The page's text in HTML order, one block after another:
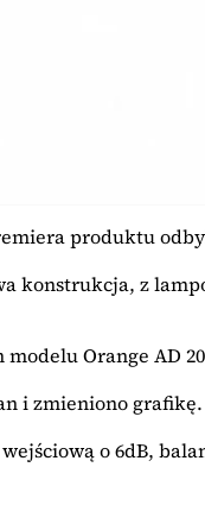
produktu
konstrukcja, z
Orange AD
i zmieniono grafikę.
o 6dB,